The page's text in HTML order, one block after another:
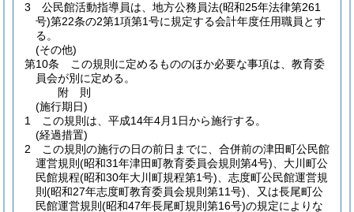
3
公民館活動指導員は、地方公務員法(昭和25年法律第261
号)第22条の2第1項第1号に規定する会計年度任用職員とす
る。
(その他)
第10条
この規則に定めるもののほか必要な事項は、教育委
員会が別に定める。
附 則
(施行期日)
1
この規則は、平成14年4月1日から施行する。
(経過措置)
2
この規則の施行の日の前日までに、合併前の津田町公民館
運営規則 (昭和31年津田町教育委員会規則第4号) 、大川町公
民館規程(昭和30年大川町規程第1号) 、志度町公民館運営規
則 (昭和27年志度町教育委員会規則第11号) 、又は長尾町公
民館運営規則 (昭和47年長尾町規則第16号)の規定によりな